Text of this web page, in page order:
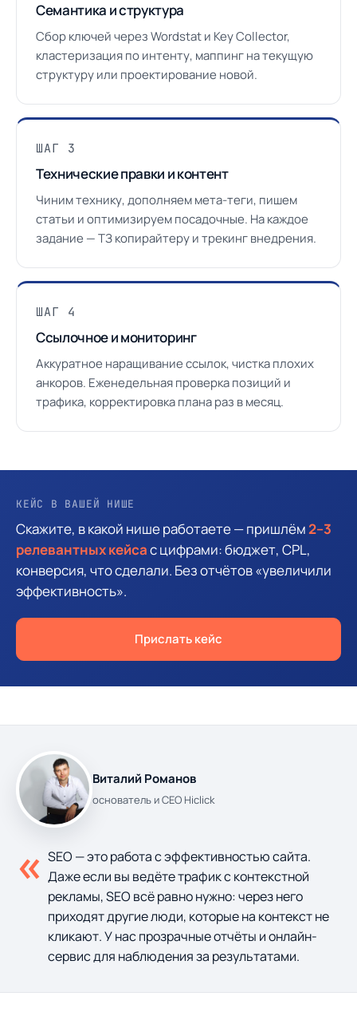
Семантика и структура
Сбор ключей через Wordstat и Key Collector,
кластеризация по интенту, маппинг на текущую
структуру или проектирование новой.
ШАГ 3
Технические правки и контент
Чиним технику, дополняем мета-теги, пишем
статьи и оптимизируем посадочные. На каждое
задание — ТЗ копирайтеру и трекинг внедрения.
ШАГ 4
Ссылочное и мониторинг
Аккуратное наращивание ссылок, чистка плохих
анкоров. Еженедельная проверка позиций и
трафика, корректировка плана раз в месяц.
КЕЙС В ВАШЕЙ НИШЕ
Скажите, в какой нише работаете — пришлём2–3
релевантных кейсас цифрами: бюджет, CPL,
конверсия, что сделали. Без отчётов «увеличили
эффективность».
Прислать кейс
Виталий Романов
основатель и CEO Hiclick
« SEO — это работа с эффективностью сайта.
Даже если вы ведёте трафик с контекстной
рекламы, SEO всё равно нужно: через него
приходят другие люди, которые на контекст не
кликают. У нас прозрачные отчёты и онлайн-
сервис для наблюдения за результатами.